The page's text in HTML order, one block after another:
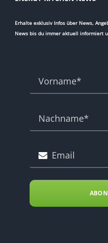
Erhalte exklusiv Infos über News,
News bis du immer aktuell informiert